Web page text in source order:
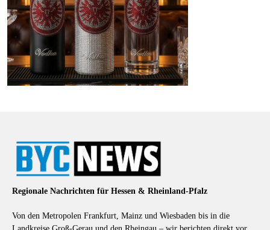
Regionale Nachrichten für Hessen & Rheinland-Pfalz
Von den Metropolen Frankfurt, Mainz und Wiesbaden bis in die